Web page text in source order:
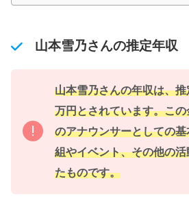
山本雪乃さんの推定年収
山本雪乃さんの年収は、
万円とされています。こ
のアナウンサーとしての
組やイベント、その他の
たものです。